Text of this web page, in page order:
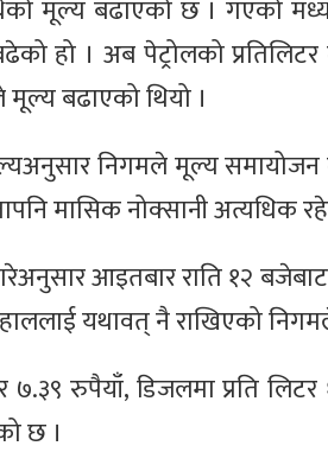
मूल्य बढाएको छ । गएको
हो । अब पेट्रोलको
बढाएको थियो ।
निगमले मूल्य
तापनि मासिक नोक्सानी
गरेअनुसार आइतबार राति १२
यथावत् नै राखिएको
रुपैयाँ, डिजलमा प्रति
छ ।